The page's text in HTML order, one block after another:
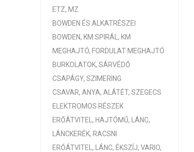
ETZ, MZ
BOWDEN ÉS ALKATRÉSZEI
BOWDEN, KM SPIRÁL, KM
MEGHAJTÓ, FORDULAT MEGHAJTÓ
BURKOLATOK, SÁRVÉDŐ
CSAPÁGY, SZIMERING
CSAVAR, ANYA, ALÁTÉT, SZEGECS
ELEKTROMOS RÉSZEK
ERŐÁTVITEL, HAJTÓMŰ, LÁNC,
LÁNCKERÉK, RACSNI
ERŐÁTVITEL, LÁNC, ÉKSZÍJ, VARIO,